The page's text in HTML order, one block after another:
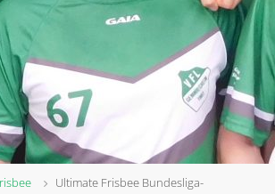
Ultimate Frisbee Bundesliga-